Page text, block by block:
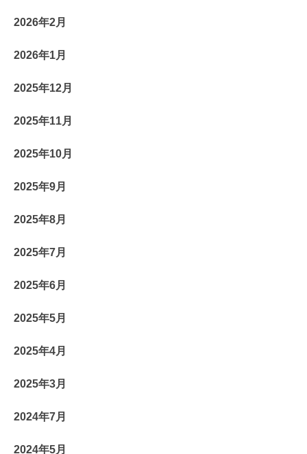
2026年2月
2026年1月
2025年12月
2025年11月
2025年10月
2025年9月
2025年8月
2025年7月
2025年6月
2025年5月
2025年4月
2025年3月
2024年7月
2024年5月